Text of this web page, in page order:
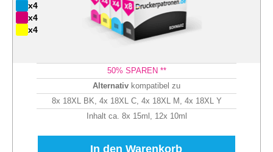
x4
x4
x4
50% SPAREN **
Alternativ kompatibel zu
8x 18XL BK, 4x 18XL C, 4x 18XL M, 4x 18XL Y
Inhalt ca. 8x 15ml, 12x 10ml
In den Warenkorb